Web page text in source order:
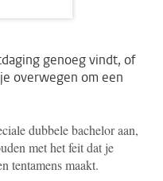
genoeg vindt, of
overwegen om een
dubbele bachelor aan,
met het feit dat je
tentamens maakt.